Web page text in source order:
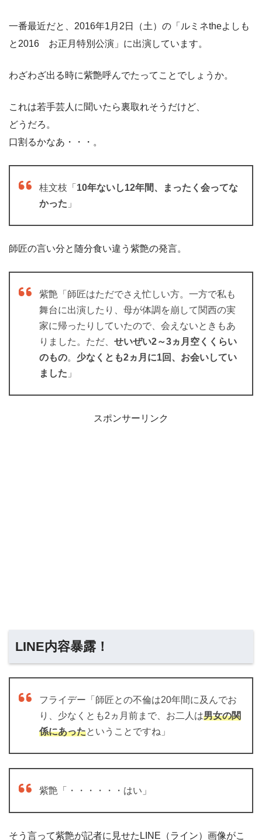
一番最近だと、2016年1月2日（土）の「ルミネtheよしも
と2016 お正月特別公演」に出演しています。
わざわざ出る時に紫艶呼んでたってことでしょうか。
これは若手芸人に聞いたら裏取れそうだけど、
どうだろ。
口割るかなあ・・・。
桂文枝「 10年ないし12年間、まったく会ってな
かった 」
師匠の言い分と随分食い違う紫艶の発言。
紫艶「師匠はただでさえ忙しい方。一方で私も
舞台に出演したり、母が体調を崩して関西の実
家に帰ったりしていたので、会えないときもあ
りました。ただ、 せいぜい2～3ヵ月空くくらい
のもの。 少なくとも2ヵ月に1回、お会いしてい
ました 」
スポンサーリンク
LINE内容暴露！
フライデー「師匠との不倫は20年間に及んでお
り、少なくとも2ヵ月前まで、お二人は男女の関
係にあったということですね」
紫艶「・・・・・・はい」
そう言って紫艶が記者に見せたLINE（ライン）画像がこ